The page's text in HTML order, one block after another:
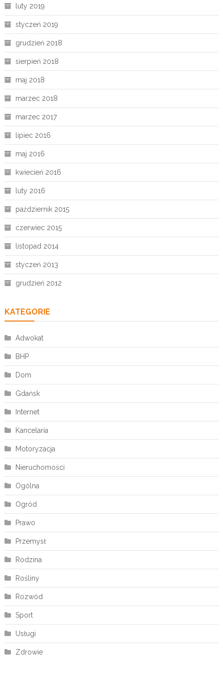
luty 2019
styczeń 2019
grudzień 2018
sierpień 2018
maj 2018
marzec 2018
marzec 2017
lipiec 2016
maj 2016
kwiecień 2016
luty 2016
październik 2015
czerwiec 2015
listopad 2014
styczeń 2013
grudzień 2012
KATEGORIE
Adwokat
BHP
Dom
Gdańsk
Internet
Kancelaria
Motoryzacja
Nieruchomości
Ogólna
Ogród
Prawo
Przemysł
Rodzina
Rośliny
Rozwód
Sport
Usługi
Zdrowie